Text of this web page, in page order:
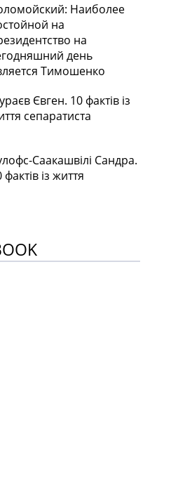
Наиболее
на
на
день
Тимошенко
Євген. 10 фактів із
сепаратиста
Саакашвілі Сандра.
фактів із життя